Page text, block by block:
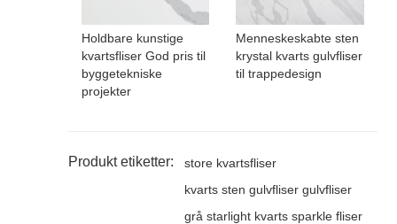
Holdbare kunstige
kvartsfliser God pris til
byggetekniske
projekter
Menneskeskabte sten
krystal kvarts gulvfliser
til trappedesign
Produkt etiketter:
store kvartsfliser
kvarts sten gulvfliser gulvfliser
grå starlight kvarts sparkle fliser